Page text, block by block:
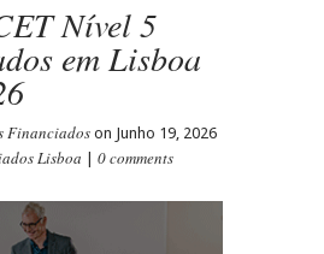
Nível 5
em Lisboa
Financiados on Junho 19, 2026
Lisboa 0 comments